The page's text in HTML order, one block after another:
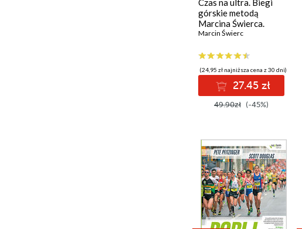
Czas na ultra. Biegi
górskie metodą
Marcina Świerca.
Wydanie 1
Marcin Świerc
(24,95 zł najniższa cena z 30 dni)
27.45 zł
49.90zł (-45%)